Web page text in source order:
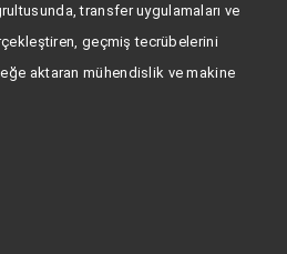
transfer uygulamaları ve
geçmiş tecrübelerini
aktaran mühendislik ve makine